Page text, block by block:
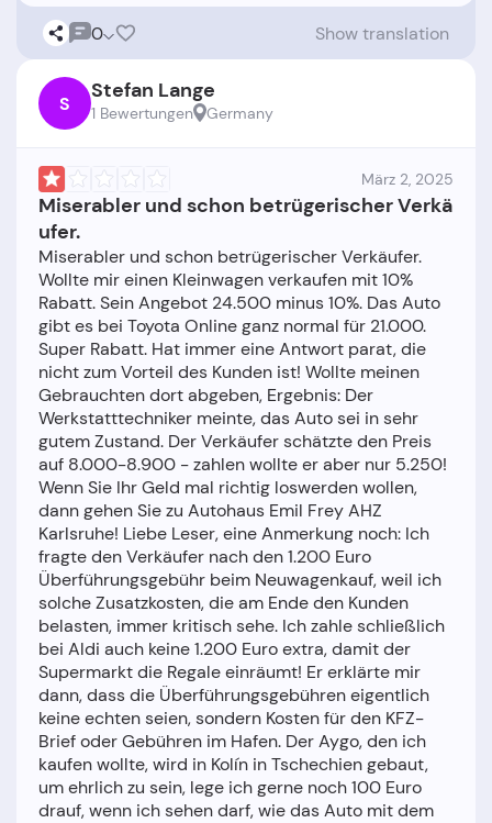
0 Show translation
S Stefan Lange
1 Bewertungen Germany
März 2, 2025
Miserabler und schon betrügerischer Verkä
ufer.
Miserabler und schon betrügerischer Verkäufer.
Wollte mir einen Kleinwagen verkaufen mit 10%
Rabatt. Sein Angebot 24.500 minus 10%. Das Auto
gibt es bei Toyota Online ganz normal für 21.000.
Super Rabatt. Hat immer eine Antwort parat, die
nicht zum Vorteil des Kunden ist! Wollte meinen
Gebrauchten dort abgeben, Ergebnis: Der
Werkstatttechniker meinte, das Auto sei in sehr
gutem Zustand. Der Verkäufer schätzte den Preis
auf 8.000-8.900 - zahlen wollte er aber nur 5.250!
Wenn Sie Ihr Geld mal richtig loswerden wollen,
dann gehen Sie zu Autohaus Emil Frey AHZ
Karlsruhe! Liebe Leser, eine Anmerkung noch: Ich
fragte den Verkäufer nach den 1.200 Euro
Überführungsgebühr beim Neuwagenkauf, weil ich
solche Zusatzkosten, die am Ende den Kunden
belasten, immer kritisch sehe. Ich zahle schließlich
bei Aldi auch keine 1.200 Euro extra, damit der
Supermarkt die Regale einräumt! Er erklärte mir
dann, dass die Überführungsgebühren eigentlich
keine echten seien, sondern Kosten für den KFZ-
Brief oder Gebühren im Hafen. Der Aygo, den ich
kaufen wollte, wird in Kolín in Tschechien gebaut,
um ehrlich zu sein, lege ich gerne noch 100 Euro
drauf, wenn ich sehen darf, wie das Auto mit dem